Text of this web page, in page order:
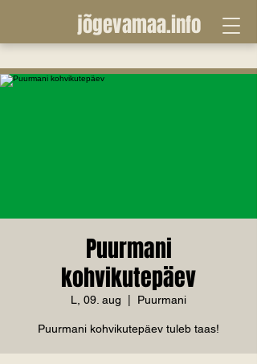
jõgevamaa.info
Puurmani
kohvikutepäev
L, 09. aug Puurmani
Puurmani kohvikutepäev tuleb taas!